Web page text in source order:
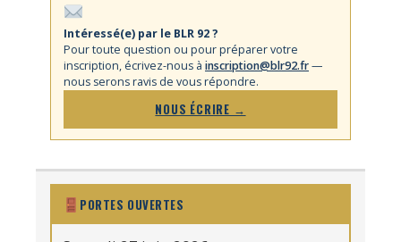
Intéressé(e) par le BLR 92 ?
Pour toute question ou pour préparer votre
inscription, écrivez-nous à inscription@blr92.fr—
nous serons ravis de vous répondre.
NOUS ÉCRIRE →
PORTES OUVERTES